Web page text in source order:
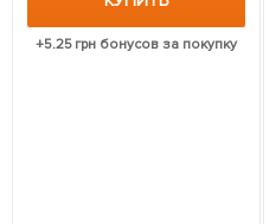
+5.25грн бонусов за покупку